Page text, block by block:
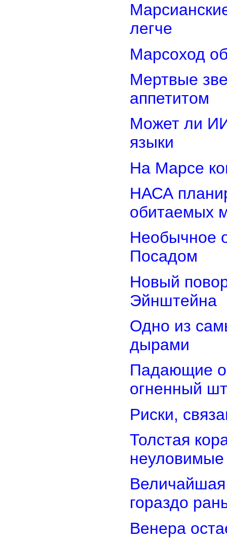
легче
Марсоход
Мертвые
аппетитом
Может ли
языки
На Марсе
НАСА
обитаемых
Необычное
Посадом
Новый
Эйнштейна
Одно из
дырами
Падающие
огненный
Риски,
Толстая
Величайшая
гораздо
Венера